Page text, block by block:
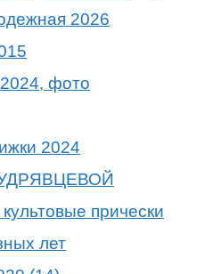
2026
фото
2024
прически
лет